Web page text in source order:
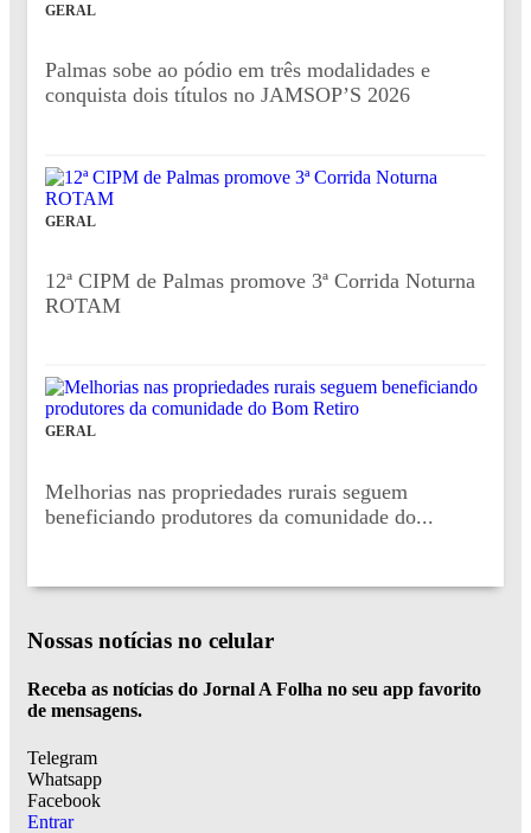
GERAL
Palmas sobe ao pódio em três modalidades e
conquista dois títulos no JAMSOP’S 2026
GERAL
12ª CIPM de Palmas promove 3ª Corrida Noturna
ROTAM
GERAL
Melhorias nas propriedades rurais seguem
beneficiando produtores da comunidade do...
Nossas notícias no celular
Receba as notícias do Jornal A Folha no seu app favorito
de mensagens.
Telegram
Whatsapp
Facebook
Entrar